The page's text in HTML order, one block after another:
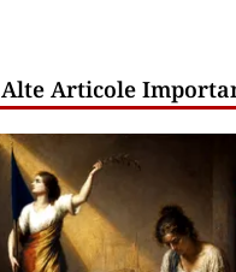
Alte Articole